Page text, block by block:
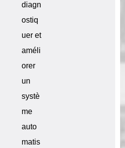
diagn
ostiq
uer et
améli
orer
un
systè
me
auto
matis